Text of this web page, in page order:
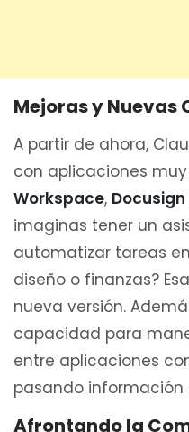
Mejoras y Nuevas
A partir de ahora,
con aplicaciones
Workspace, Docusign
imaginas tener un
automatizar tareas
diseño o finanzas?
nueva versión.
capacidad para
entre aplicaciones
pasando información
Afrontando la